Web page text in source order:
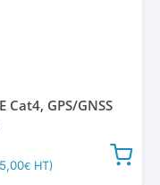
GPS/GNSS
€ HT)